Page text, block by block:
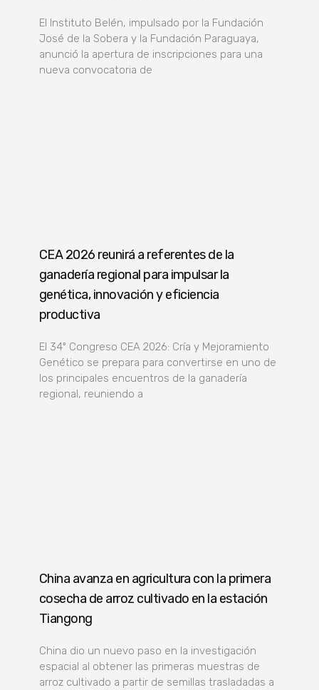
El Instituto Belén, impulsado por la Fundación
José de la Sobera y la Fundación Paraguaya,
anunció la apertura de inscripciones para una
nueva convocatoria de
CEA 2026 reunirá a referentes de la
ganadería regional para impulsar la
genética, innovación y eficiencia
productiva
El 34º Congreso CEA 2026: Cría y Mejoramiento
Genético se prepara para convertirse en uno de
los principales encuentros de la ganadería
regional, reuniendo a
China avanza en agricultura con la primera
cosecha de arroz cultivado en la estación
Tiangong
China dio un nuevo paso en la investigación
espacial al obtener las primeras muestras de
arroz cultivado a partir de semillas trasladadas a